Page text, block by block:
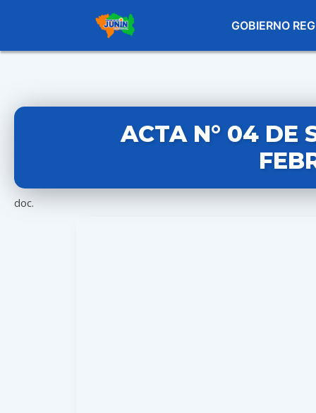
GOBIERNO
ACTA N° 04 DE
doc.